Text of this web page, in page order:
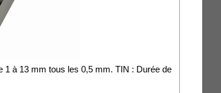
1 à 13 mm tous les 0,5 mm. TIN : Durée de